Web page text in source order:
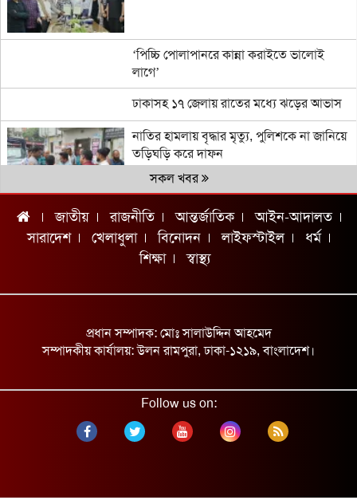
‘পিচ্চি পোলাপানরে কান্না করাইতে ভালোই
লাগে’
ঢাকাসহ ১৭ জেলায় রাতের মধ্যে ঝড়ের আভাস
নাতির হামলায় বৃদ্ধার মৃত্যু, পুলিশকে না জানিয়ে
তড়িঘড়ি করে দাফন
চ্যাম্পিয়ন দলের নাম জানিয়ে আর্জেন্টাইনদের
চরম দুঃসংবাদ দিলেন ব্রাজিলিয়ান কিংবদন্তি
যুক্তরাষ্ট্র সন্ত্রাসী গোষ্ঠীর মতো আচরণ করছে:
শ্রমমন্ত্রীর সঙ্গে আইএলও মহাপরিচালকের বৈঠক
সকল খবর
জাতীয় রাজনীতি আন্তর্জাতিক
আইন-আদালত
সারাদেশ
খেলাধুলা বিনোদন লাইফস্টাইল
ধর্ম
শিক্ষা
স্বাস্থ্য
প্রধান সম্পাদক: মোঃ সালাউদ্দিন আহমেদ
সম্পাদকীয় কার্যালয়: উলন রামপুরা, ঢাকা-১২১৯, বাংলাদেশ।
Follow us on: